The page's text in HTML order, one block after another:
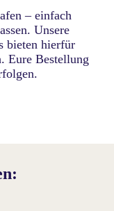
– einfach
Unsere
bieten hierfür
Eure Bestellung